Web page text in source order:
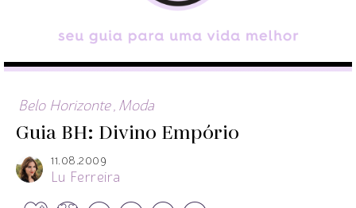
Belo Horizonte Moda
Guia BH: Divino Empório
11.08.2009
Lu Ferreira